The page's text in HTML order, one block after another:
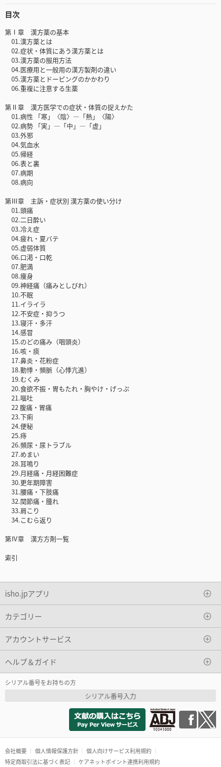
目次
第Ⅰ章 漢方薬の基本
01.漢方薬とは
02.症状・体質にあう漢方薬とは
03.漢方薬の服用方法
04.医療用と一般用の漢方製剤の違い
05.漢方薬とドーピングのかかわり
06.重複に注意する生薬
第Ⅱ章 漢方医学での症状・体質の捉えかた
01.病性 「寒」〈陰〉―「熱」〈陽〉
02.病勢 「実」―「中」―「虚」
03.外邪
04.気血水
05.帰経
06.表と裏
07.病期
08.病向
第Ⅲ章 主訴・症状別 漢方薬の使い分け
01.頭痛
02.二日酔い
03.冷え症
04.疲れ・夏バテ
05.虚弱体質
06.口渇・口乾
07.肥満
08.痩身
09.神経痛（痛みとしびれ）
10.不眠
11.イライラ
12.不安症・抑うつ
13.寝汗・多汗
14.感冒
15.のどの痛み（咽頭炎）
16.咳・痰
17.鼻炎・花粉症
18.動悸・頻脈（心悸亢進）
19.むくみ
20.食欲不振・胃もたれ・胸やけ・げっぷ
21.嘔吐
22 腹痛・胃痛
23.下痢
24.便秘
25.痔
26.頻尿・尿トラブル
27.めまい
28.耳鳴り
29.月経痛・月経困難症
30.更年期障害
31.腰痛・下肢痛
32.関節痛・腫れ
33.肩こり
34.こむら返り
第Ⅳ章 漢方方剤一覧
索引
isho.jpアプリ
カテゴリー
アカウントサービス
ヘルプ＆ガイド
シリアル番号をお持ちの方
シリアル番号入力
会社概要 個人情報保護方針
個人向けサービス利用規約
特定商取引法に基づく表記
ケアネットポイント連携利用規約